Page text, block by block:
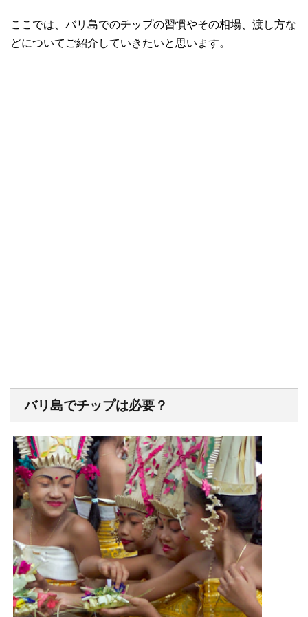
ここでは、バリ島でのチップの習慣やその相場、渡し方な
どについてご紹介していきたいと思います。
バリ島でチップは必要？